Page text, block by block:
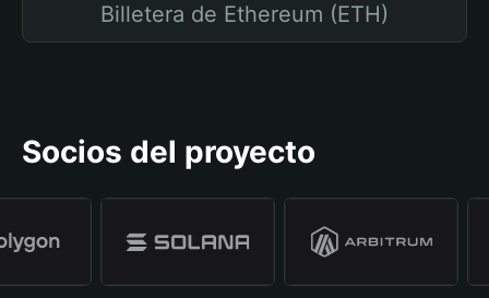
Billetera de Ethereum (ETH)
Socios del proyecto